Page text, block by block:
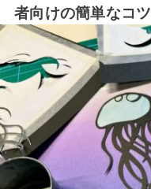
者向けの簡単なコツ